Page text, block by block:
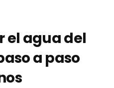
el agua del
a paso